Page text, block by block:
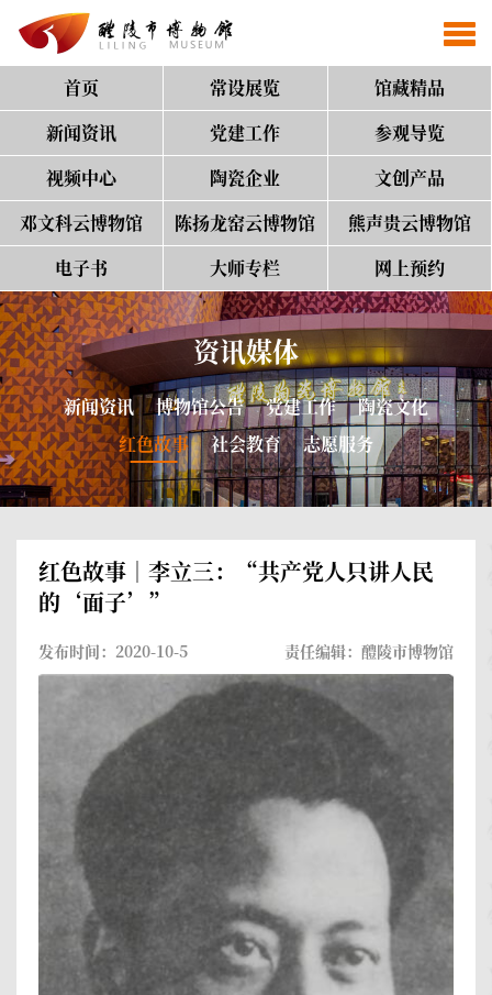
首页 常设展览
馆藏精品
新闻资讯
党建工作
参观导览
视频中心
陶瓷企业
文创产品
邓文科云博物馆
陈扬龙窑云博物馆
熊声贵云博物馆
电子书
大师专栏 网上预约
资讯媒体
新闻资讯 博物馆公告 党建工作
陶瓷文化
红色故事
社会教育 志愿服务
红色故事｜李立三：“共产党人只讲人民
的‘面子’”
发布时间：2020-10-5 责任编辑：醴陵市博物馆